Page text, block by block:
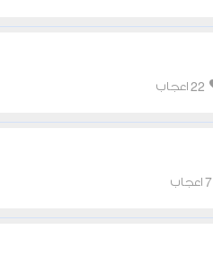
22 اعجاب
7 اعجاب